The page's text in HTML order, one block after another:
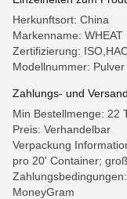
Herkunftsort: China
Markenname: WHEAT
Zertifizierung:
Modellnummer: Pulver
Zahlungs- und
Min Bestellmenge: 22
Preis: Verhandelbar
Verpackung
pro 20' Container;
MoneyGram